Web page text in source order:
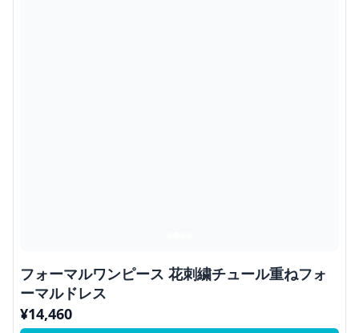
フォーマルワンピース 花刺繍チュール重ねフォ
ーマルドレス
¥14,460